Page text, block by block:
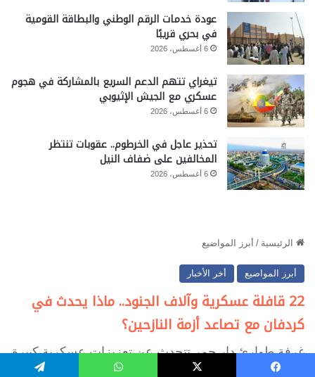
عودة خدمات الرقم الوطني والبطاقة القومية
في بحري قريبًا
6 أغسطس، 2026
تيغراي تتهم الدعم السريع بالمشاركة في هجوم
عسكري مع الجيش الإثيوبي
6 أغسطس، 2026
تحذير عاجل في الخرطوم.. عقوبات تنتظر
المخالفين على ضفاف النيل
6 أغسطس، 2026